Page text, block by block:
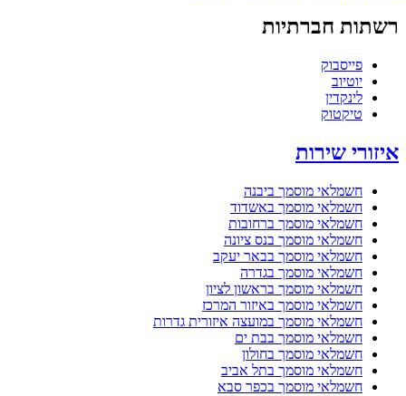
רשתות חברתיות
פייסבוק
יוטיוב
לינקדין
טיקטוק
איזורי שירות
חשמלאי מוסמך ביבנה
חשמלאי מוסמך באשדוד
חשמלאי מוסמך ברחובות
חשמלאי מוסמך בנס ציונה
חשמלאי מוסמך בבאר יעקב
חשמלאי מוסמך בגדרה
חשמלאי מוסמך בראשון לציון
חשמלאי מוסמך באיזור המרכז
חשמלאי מוסמך במועצה איזורית גדרות
חשמלאי מוסמך בבת ים
חשמלאי מוסמך בחולון
חשמלאי מוסמך בתל אביב
חשמלאי מוסמך בכפר סבא